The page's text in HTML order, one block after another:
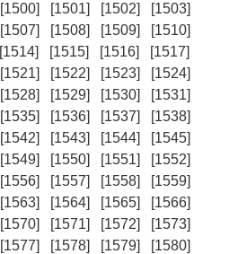
[1500] [1501] [1502]
[1503]
[1507] [1508] [1509]
[1510]
[1514] [1515] [1516]
[1517]
[1521] [1522] [1523]
[1524]
[1528] [1529] [1530]
[1531]
[1535] [1536] [1537]
[1538]
[1542] [1543] [1544]
[1545]
[1549] [1550] [1551]
[1552]
[1556] [1557] [1558]
[1559]
[1563] [1564] [1565]
[1566]
[1570] [1571] [1572]
[1573]
[1577] [1578] [1579]
[1580]